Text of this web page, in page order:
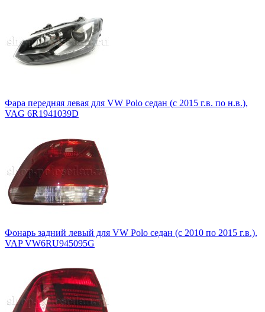
Фара передняя левая для VW Polo седан (с 2015 г.в. по н.в.),
VAG 6R1941039D
Фонарь задний левый для VW Polo седан (с 2010 по 2015 г.в.),
VAP VW6RU945095G